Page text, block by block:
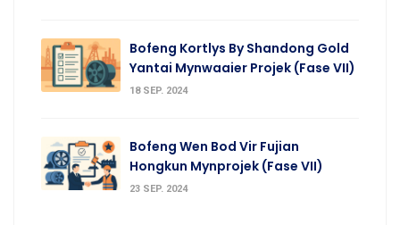
Bofeng Kortlys By Shandong Gold
Yantai Mynwaaier Projek (Fase VII)
18 SEP. 2024
Bofeng Wen Bod Vir Fujian
Hongkun Mynprojek (Fase VII)
23 SEP. 2024